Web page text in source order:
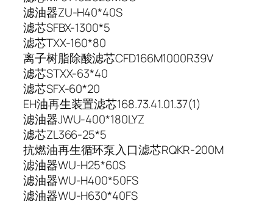
滤油器ZU-H40*40S
滤芯SFBX-1300*5
滤芯TXX-160*80
离子树脂除酸滤芯CFD166M1000R39V
滤芯STXX-63*40
滤芯SFX-60*20
EH油再生装置滤芯168.73.41.01.37(1)
滤油器JWU-400*180LYZ
滤芯ZL366-25*5
抗燃油再生循环泵入口滤芯RQKR-200M
滤油器WU-H25*60S
滤油器WU-H400*50FS
滤油器WU-H630*40FS